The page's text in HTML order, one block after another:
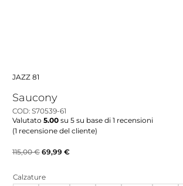
JAZZ 81
Saucony
COD: S70539-61
Valutato 5.00 su 5 su base di 1 recensioni
(1 recensione del cliente)
115,00€ Il
69,99 €Il
Calzature